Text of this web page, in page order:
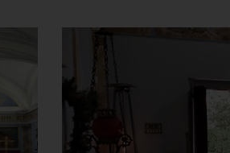
Maria del
Carmine e S.
Antonio